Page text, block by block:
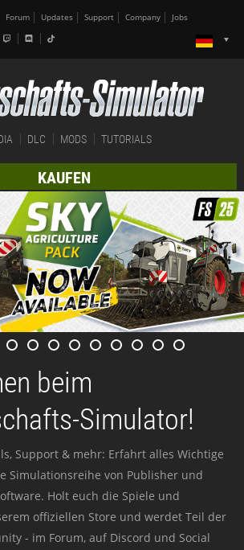
Forum Updates Support Company Jobs
DLC MODS TUTORIALS
KAUFEN
beim
Simulator!
Support & mehr: Erfahrt alles Wichtige
Simulationsreihe von Publisher und
Holt euch die Spiele und
offiziellen Store und werdet Teil der
- im Forum, auf Discord und Social